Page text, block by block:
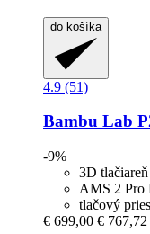
do košíka
4.9 (51)
Bambu Lab
-9%
3D
AMS 2 Pro
tlačový
€ 699,00 € 767,72